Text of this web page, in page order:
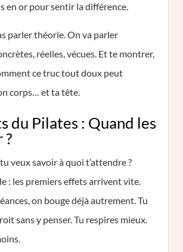
en or pour sentir la différence.
parler théorie. On va parler
réelles, vécues. Et te montrer,
ce truc tout doux peut
corps… et ta tête.
du Pilates : Quand les
?
veux savoir à quoi t’attendre ?
: les premiers effets arrivent vite.
on bouge déjà autrement. Tu
sans y penser. Tu respires mieux.